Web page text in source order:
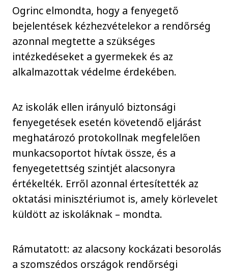
Ogrinc elmondta, hogy a fenyegető
bejelentések kézhezvételekor a rendőrség
azonnal megtette a szükséges
intézkedéseket a gyermekek és az
alkalmazottak védelme érdekében.
Az iskolák ellen irányuló biztonsági
fenyegetések esetén követendő eljárást
meghatározó protokollnak megfelelően
munkacsoportot hívtak össze, és a
fenyegetettség szintjét alacsonyra
értékelték. Erről azonnal értesítették az
oktatási minisztériumot is, amely körlevelet
küldött az iskoláknak – mondta.
Rámutatott: az alacsony kockázati besorolás
a szomszédos országok rendőrségi